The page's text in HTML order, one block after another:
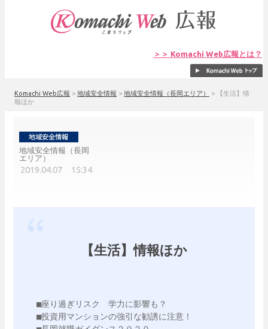
＞＞ Komachi Web広報とは？
Komachi Web広報 > 地域安全情報 > 地域安全情報（長岡エリア） >
【生活】情
報ほか
地域安全情報（長岡
エリア）
2019.04.07 15:34
【生活】情報ほか
■座り過ぎリスク　学力に影響も？
■投資用マンションの強引な勧誘に注意！